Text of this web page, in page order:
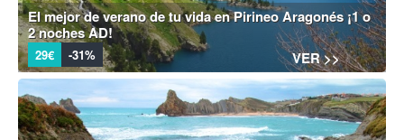
El mejor de verano de tu vida en Pirineo Aragonés ¡1 o
2 noches AD!
29€ -31% VER >>